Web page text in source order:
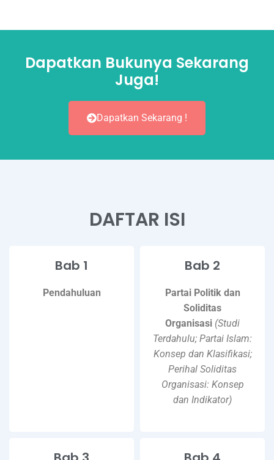
Dapatkan Bukunya Sekarang
Juga!
Dapatkan Sekarang !
DAFTAR ISI
Bab 1
Pendahuluan
Bab 2
Partai Politik dan
Soliditas
Organisasi (Studi
Terdahulu; Partai Islam:
Konsep dan Klasifikasi;
Perihal Soliditas
Organisasi: Konsep
dan Indikator)